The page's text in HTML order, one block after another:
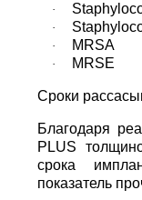
·
·
· MRSA
· MRSE
Сроки
Благодаря
PLUS
срока
показатель